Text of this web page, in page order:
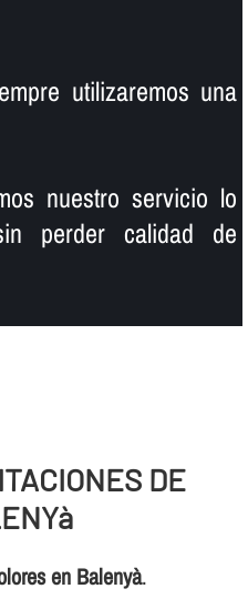
utilizaremos una
nuestro servicio lo
perder calidad de
DE
en Balenyà.